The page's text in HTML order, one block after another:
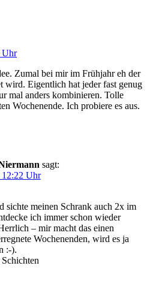
Uhr
Zumal bei mir im Frühjahr eh der
wird. Eigentlich hat jeder fast genug
mal anders kombinieren. Tolle
Wochenende. Ich probiere es aus.
sagt:
Uhr
sichte meinen Schrank auch 2x im
ich immer schon wieder
– mir macht das einen
Wochenenden, wird es ja
:-).